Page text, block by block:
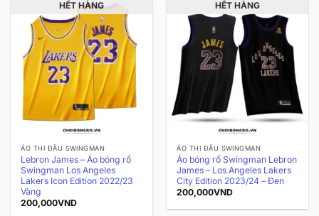
HẾT HÀNG
ÁO THI ĐẤU SWINGMAN
Lebron James – Áo bóng rổ
Swingman Los Angeles
Lakers Icon Edition 2022/23
Vàng
200,000VND
HẾT HÀNG
ÁO THI ĐẤU SWINGMAN
Áo bóng rổ Swingman Lebron
James – Los Angeles Lakers
City Edition 2023/24 – Đen
200,000VND